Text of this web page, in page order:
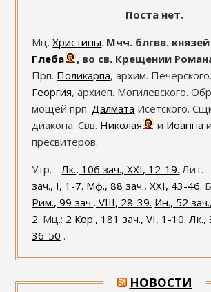
Поста нет.
Мц.Христины. Мчч. блгвв. князей
Глеба
, во св. Крещении
Прп. Поликарпа, архим.
Георгия, архиеп. Могилевского.
мощей прп. Далмата Исетского.
диакона. Свв. Николая и Иоанна
пресвитеров.
Утр. - Лк., 106 зач., XXI, 12-19. Лит. -
зач., I, 1-7. Мф., 88 зач., XXI, 43-46.
Рим., 99 зач., VIII, 28-39. Ин., 52
2. Мц.: 2 Кор., 181 зач., VI, 1-10. Лк.,
36-50 .
НОВОСТИ